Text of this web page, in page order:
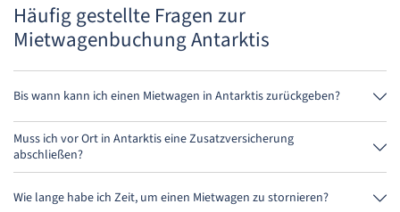
Häufig gestellte Fragen zur
Mietwagenbuchung Antarktis
Bis wann kann ich einen Mietwagen in Antarktis zurückgeben?
Grundsätzlich kannst Du den Mietwagen zu jeder Tageszeit
zurückgeben. Wichtig ist nur, dass Du den Mietwagen nicht später als
bei der Buchung angegeben, abgibst.
Muss ich vor Ort in Antarktis eine Zusatzversicherung
abschließen?
Buche am besten über uns die Vollkaskoversicherung ohne
Selbstbeteiligung. So musst Du vor Ort keine weitere Versicherung
abschließen.
Wie lange habe ich Zeit, um einen Mietwagen zu stornieren?